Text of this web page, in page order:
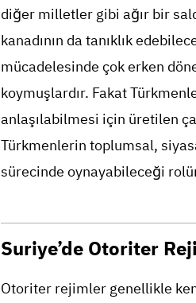
diğer milletler gibi ağır bir
kanadının da tanıklık
mücadelesinde çok erken
koymuşlardır. Fakat
anlaşılabilmesi için üretilen
Türkmenlerin toplumsal,
sürecinde oynayabileceği
Suriye’de Otoriter
Otoriter rejimler genellikle